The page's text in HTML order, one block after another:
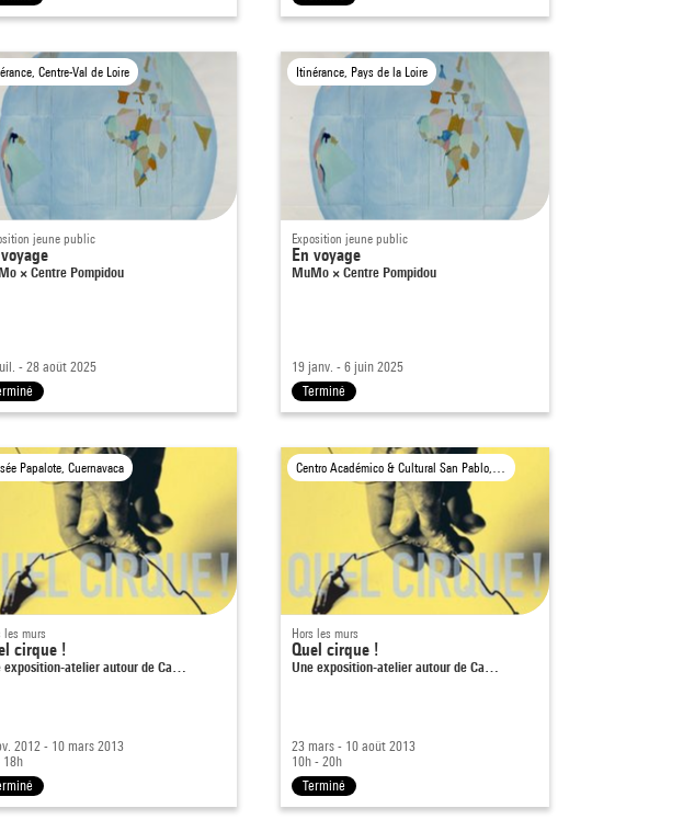
Centre-Val de Loire
jeune public
× Centre Pompidou
- 28 août 2025
Itinérance, Pays de la Loire
Exposition jeune public
En voyage
MuMo × Centre Pompidou
19 janv. - 6 juin 2025
Terminé
Papalote, Cuernavaca
les murs
cirque !
exposition-atelier autour de Ca…
2012 - 10 mars 2013
18h
Hors les murs
Quel cirque !
Une exposition-atelier autour de Ca…
23 mars - 10 août 2013
10h - 20h
Terminé